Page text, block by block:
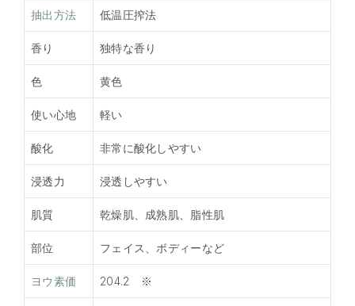
抽出方法 低温圧搾法
香り 独特な香り
色 黄色
使い心地 軽い
酸化 非常に酸化しやすい
浸透力 浸透しやすい
肌質 乾燥肌、成熟肌、脂性肌
部位 フェイス、ボディーなど
ヨウ素価 204.2 ※